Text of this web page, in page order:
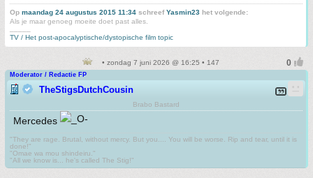
Op maandag 24 augustus 2015 11:34 schreefYasmin23 het volgende:
Als je maar genoeg moeite doet past alles.
TV / Het post-apocalyptische/dystopische film topic
• zondag 7 juni 2026 @ 16:25 • 147
Moderator / Redactie FP
TheStigsDutchCousin
Brabo Bastard
Mercedes
"They are rage. Brutal, without mercy. But you.... You will be worse. Rip and tear, until it is
done!"
"Omae wa mou shindeiru."
"All we know is... he's called The Stig!"